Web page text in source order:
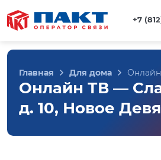
+7
Главная Для дома
Онлайн ТВ —
д. 10, Новое